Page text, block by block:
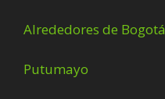
Alrededores de Bogotá
Putumayo